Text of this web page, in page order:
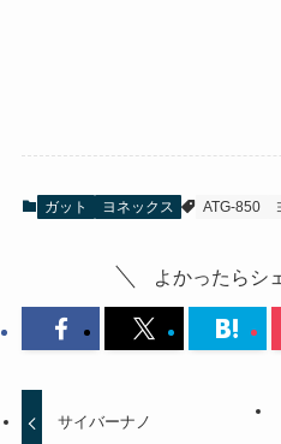
ガット ヨネックス ATG-850
よかったらシ
サイバーナノ